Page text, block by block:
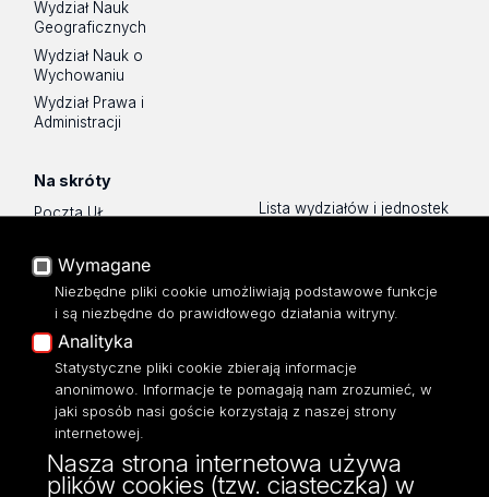
Wydział Nauk
Geograficznych
Wydział Nauk o
Wychowaniu
Wydział Prawa i
Administracji
Na skróty
Poczta UŁ
Portal Pracowniczy
Baza Aktów Własnych
Platforma e-learningowa
Moodle
Eksperci UŁ
Polityka Prywatności
Dostępność
Lista wydziałów i jednostek
O Stronie
Dostępność
Wymagane
Niezbędne pliki cookie umożliwiają podstawowe funkcje
i są niezbędne do prawidłowego działania witryny.
Analityka
Statystyczne pliki cookie zbierają informacje
anonimowo. Informacje te pomagają nam zrozumieć, w
jaki sposób nasi goście korzystają z naszej strony
internetowej.
Nasza strona internetowa używa
plików cookies (tzw. ciasteczka) w